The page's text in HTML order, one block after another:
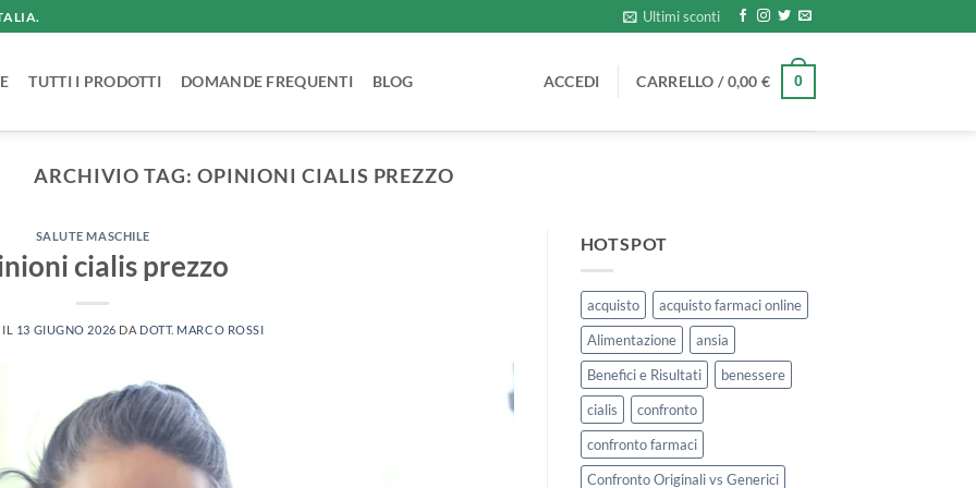
Ultimi sconti
TUTTI I PRODOTTI DOMANDE FREQUENTI BLOG ACCEDI CARRELLO /0,00€ 0
ARCHIVIO TAG: OPINIONI CIALIS PREZZO
SALUTE MASCHILE
cialis prezzo
13 GIUGNO 2026 DA DOTT. MARCO ROSSI
HOTSPOT
acquisto
acquisto farmaci online
Alimentazione
ansia
Benefici e Risultati
benessere
cialis
confronto
confronto farmaci
Confronto Originali vs Generici